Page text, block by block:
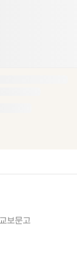
보문고